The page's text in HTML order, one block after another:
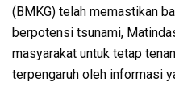
(BMKG) telah memastikan
berpotensi tsunami,
masyarakat untuk tetap
terpengaruh oleh informasi